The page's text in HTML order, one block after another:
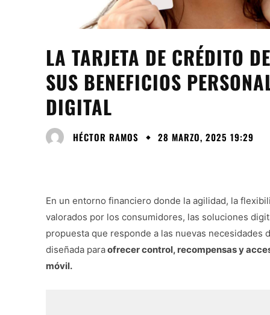
LA TARJETA DE CRÉDITO
SUS BENEFICIOS
DIGITAL
HÉCTOR RAMOS 28 MARZO, 2025 19:29
En un entorno financiero donde la agilidad, la
valorados por los consumidores, las soluciones
propuesta que responde a las nuevas necesidades
diseñada paraofrecer control, recompensas y
móvil.